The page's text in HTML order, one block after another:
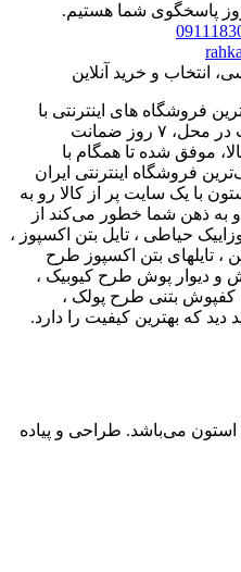
انتخاب و خرید آنلاین
فروشگاه های اینترنتی با
پایبندی به سه اصل کلیدی، پرداخت در محل، ۷ روز ضمانت
موفق شده تا همگام با
فروشگاه اینترنتی ایران
با یک سایت پر از کالا رو به
و به ذهن شما خطور می‌کند از
حیاطی ، تایل بتن اکسپوز ،
، تایلهای بتن اکسپوز طرح
و دیوار پوش طرح کیوبیک ،
کفپوش بتنی طرح پولک ،
که بهترین کیفیت را دارد.
می‌باشد. طراحی و پیاده